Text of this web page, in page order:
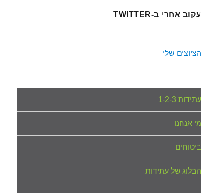
עקוב אחרי ב-TWITTER
הציוצים שלי
עתידות 1-2-3
מי אנחנו
ביטוחים
הבלוג של עתידות